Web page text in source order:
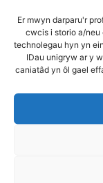
Er mwyn darparu'r
cwcis i storio a/neu
technolegau hyn yn
IDau unigryw ar y
caniatâd yn ôl gael
30 Mawrth 2016
Cyllid
yng
cyfres o